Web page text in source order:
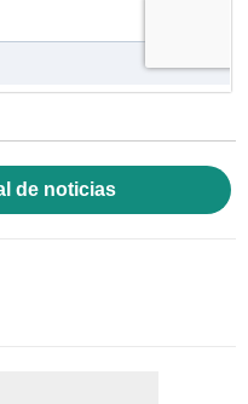
de noticias